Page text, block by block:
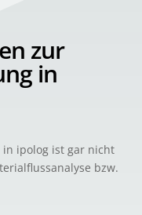
zur
in
ipolog ist gar nicht
bzw.